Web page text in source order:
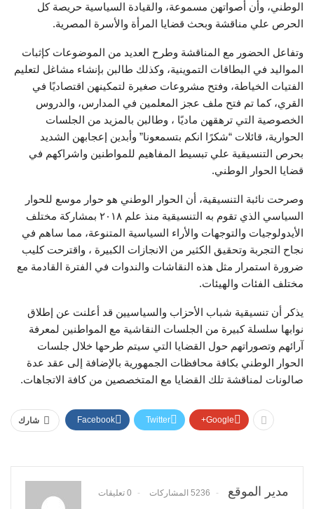
الوطني، وأن أصواتهن مسموعة، والقيادة السياسية حريصة كل
الحرص علي مناقشة وبحث قضايا المرأة والأسرة المصرية.
وتفاعل الحضور مع المناقشة وطرح العديد من الموضوعات كإثبات
المواليد في البطاقات التموينية، وكذلك طالبن بإنشاء مشاغل لتعليم
الفتيات الخياطة، وفتح مشروعات صغيرة لتمكينهن اقتصاديًا في
القري، كما تم فتح ملف عجز المعلمين في المدارس، والدروس
الخصوصية التي ترهقهن ماديًا ، وطالبن بالمزيد من الجلسات
الحوارية، قائلات “شكرًا انكم بتسمعونا” وأبدين إعجابهن الشديد
بحرص التنسيقية علي تبسيط المفاهيم للمواطنين واشراكهم في
قضايا الحوار الوطني.
وصرحت نائبة التنسيقية، أن الحوار الوطني هو حوار موسع للحوار
السياسي الذي تقوم به التنسيقية منذ علم ٢٠١٨ بمشاركة مختلف
الأيدولوجيات والتوجهات والأراء السياسية المتنوعة، مما ساهم في
نجاح التجربة وتحقيق الكثير من الانجازات الكبيرة ، واقترحت كليب
ضرورة استمرار مثل هذه النقاشات والندوات في الفترة القادمة مع
مختلف الفئات والهيئات.
يذكر أن تنسيقية شباب الأحزاب والسياسيين قد أعلنت عن إطلاق
نوابها سلسلة كبيرة من الجلسات النقاشية مع المواطنين لمعرفة
آرائهم وتصوراتهم حول القضايا التي سيتم طرحها خلال جلسات
الحوار الوطني بكافة محافظات الجمهورية بالإضافة إلى عقد عدة
صالونات لمناقشة تلك القضايا مع المتخصصين من كافة الاتجاهات.
شارك Facebook Twitter Google+
مدير الموقع 5236 المشاركات 0 تعليقات